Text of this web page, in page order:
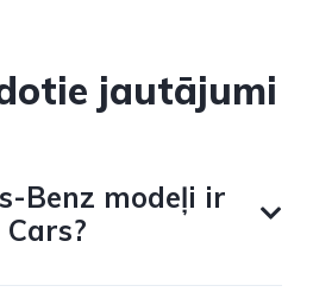
jautājumi
Benz modeļi ir